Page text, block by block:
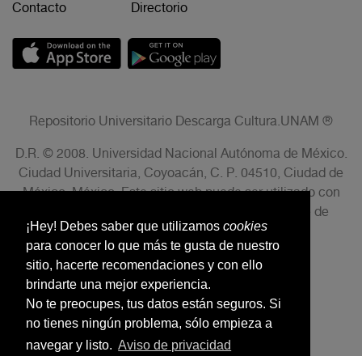
¡Hey! Debes saber que utilizamos cookies
para conocer lo que más te gusta de nuestro
sitio, hacerte recomendaciones y con ello
brindarte una mejor experiencia.
No te preocupes, tus datos están seguros. Si
no tienes ningún problema, sólo empieza a
navegar y listo. Aviso de privacidad
Contacto Directorio
Repositorio Universitario Descarga Cultura.UNAM ®
D.R. © 2008. Universidad Nacional Autónoma de México.
Ciudad Universitaria, Coyoacán, C. P. 04510, Ciudad de
México, México. Este sitio web puede ser utilizado con
fines no lucrativos siempre que se cite la fuente de
conformidad con el AVISO LEGAL.